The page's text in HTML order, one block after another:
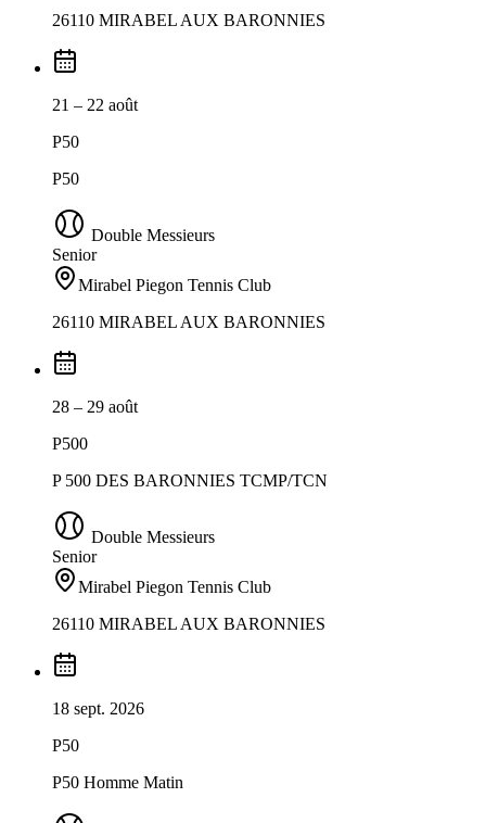
26110 MIRABEL AUX BARONNIES
21 – 22 août
P50
P50
Double Messieurs
Senior
Mirabel Piegon Tennis Club
26110 MIRABEL AUX BARONNIES
28 – 29 août
P500
P 500 DES BARONNIES TCMP/TCN
Double Messieurs
Senior
Mirabel Piegon Tennis Club
26110 MIRABEL AUX BARONNIES
18 sept. 2026
P50
P50 Homme Matin